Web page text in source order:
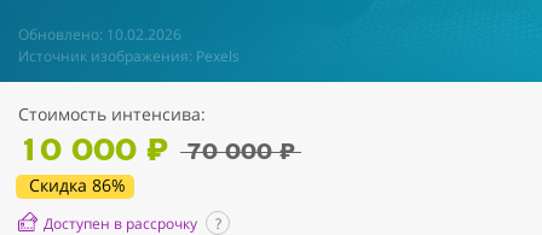
Обновлено: 10.02.2026
Источник изображения: Pexels
Стоимость интенсива:
10 000 ₽ 70 000 ₽
Скидка 86%
Доступен в рассрочку
?